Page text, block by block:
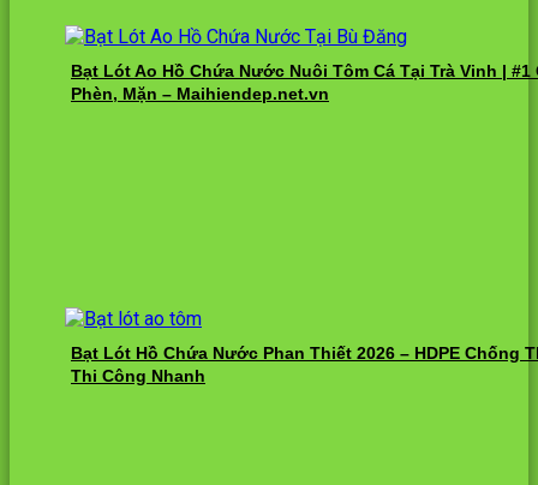
Bạt Lót Ao Hồ Chứa Nước Nuôi Tôm Cá Tại Trà Vinh |
Phèn, Mặn – Maihiendep.net.vn
Bạt Lót Hồ Chứa Nước Phan Thiết 2026 – HDPE Chống
Thi Công Nhanh